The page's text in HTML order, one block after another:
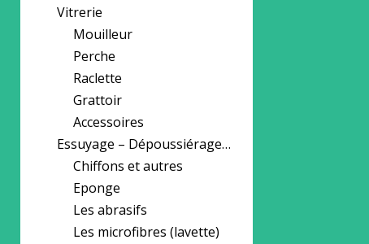
Vitrerie
Mouilleur
Perche
Raclette
Grattoir
Accessoires
Essuyage – Dépoussiérage…
Chiffons et autres
Eponge
Les abrasifs
Les microfibres (lavette)